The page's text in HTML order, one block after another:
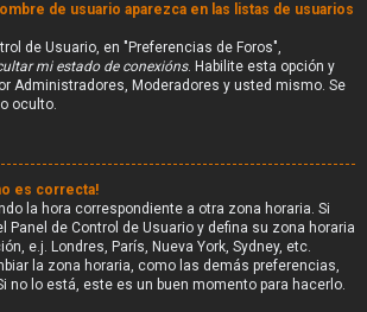
de usuario aparezca en las listas de usuarios
de Usuario, en "Preferencias de Foros",
mi estado de conexións. Habilite esta opción y
Administradores, Moderadores y usted mismo. Se
oculto.
es correcta!
la hora correspondiente a otra zona horaria. Si
Panel de Control de Usuario y defina su zona horaria
e.j. Londres, París, Nueva York, Sydney, etc.
la zona horaria, como las demás preferencias,
no lo está, este es un buen momento para hacerlo.